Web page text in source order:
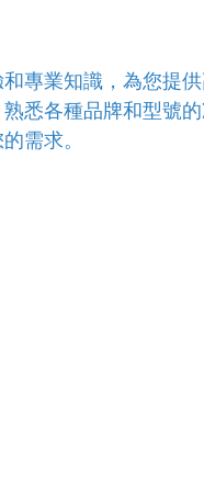
專業知識，為您提
悉各種品牌和型號
需求。